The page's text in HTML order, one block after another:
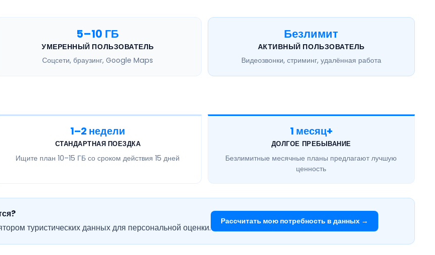
5–10 ГБ
УМЕРЕННЫЙ ПОЛЬЗОВАТЕЛЬ
Соцсети, браузинг, Google Maps
Безлимит
АКТИВНЫЙ ПОЛЬЗОВАТЕЛЬ
Видеозвонки, стриминг, удалённая работа
1–2 недели
СТАНДАРТНАЯ ПОЕЗДКА
Ищите план10–15 ГБ со сроком действия 15 дней
1 месяц+
ДОЛГОЕ ПРЕБЫВАНИЕ
Безлимитные месячные планы предлагают лучшую
ценность
туристических данных для персональной оценки.
Рассчитать мою потребность в данных →